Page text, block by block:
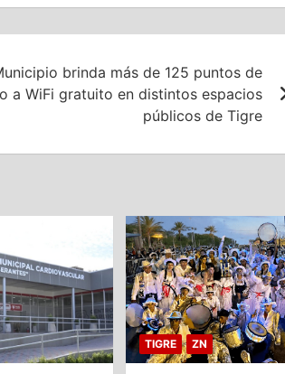
brinda más de 125 puntos de
a WiFi gratuito en distintos espacios
públicos de Tigre
TIGRE ZN